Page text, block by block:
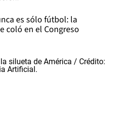
es sólo fútbol: la
coló en el Congreso